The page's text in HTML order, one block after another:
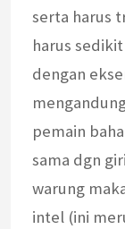
serta harus
harus
dengan
pemain
sama dgn
warung
intel (ini